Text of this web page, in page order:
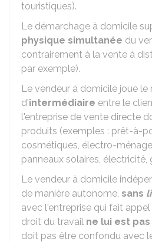
touristiques).
Le démarchage à domicile
physique simultanée du
contrairement à la vente à
par exemple).
Le vendeur à domicile joue le
d'intermédiaire entre le
l'entreprise de vente directe
produits (exemples : prêt-à-
cosmétiques, électro-
panneaux solaires, électricité,
Le vendeur à domicile
de manière autonome, sans
avec l'entreprise qui fait
droit du travail ne lui est
doit pas être confondu avec